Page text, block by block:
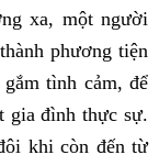
xa, một người
phương tiện
tình cảm, để
gia đình thực sự.
khi còn đến từ